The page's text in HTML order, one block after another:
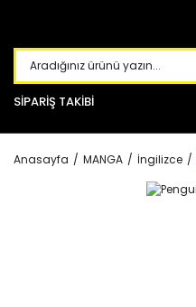
SİPARİŞ TAKİBİ
Anasayfa MANGA İngilizce